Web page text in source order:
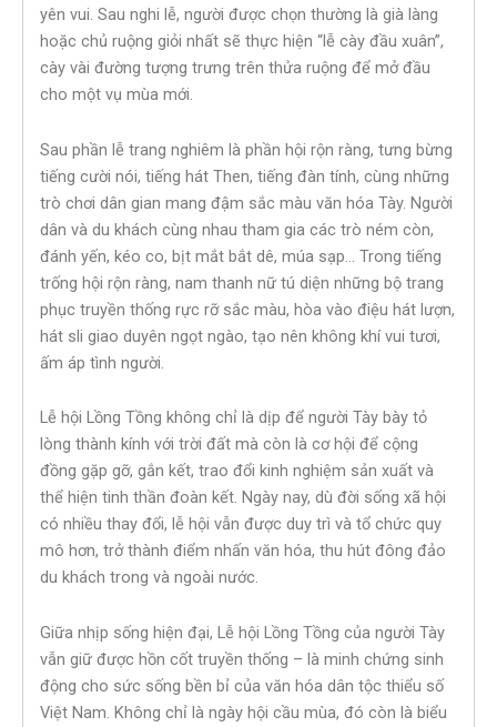
yên vui. Sau nghi lễ, người được chọn thường là già làng
hoặc chủ ruộng giỏi nhất sẽ thực hiện “lễ cày đầu xuân”,
cày vài đường tượng trưng trên thửa ruộng để mở đầu
cho một vụ mùa mới.
Sau phần lễ trang nghiêm là phần hội rộn ràng, tưng bừng
tiếng cười nói, tiếng hát Then, tiếng đàn tính, cùng những
trò chơi dân gian mang đậm sắc màu văn hóa Tày. Người
dân và du khách cùng nhau tham gia các trò ném còn,
đánh yến, kéo co, bịt mắt bắt dê, múa sạp… Trong tiếng
trống hội rộn ràng, nam thanh nữ tú diện những bộ trang
phục truyền thống rực rỡ sắc màu, hòa vào điệu hát lượn,
hát sli giao duyên ngọt ngào, tạo nên không khí vui tươi,
ấm áp tình người.
Lễ hội Lồng Tồng không chỉ là dịp để người Tày bày tỏ
lòng thành kính với trời đất mà còn là cơ hội để cộng
đồng gặp gỡ, gắn kết, trao đổi kinh nghiệm sản xuất và
thể hiện tinh thần đoàn kết. Ngày nay, dù đời sống xã hội
có nhiều thay đổi, lễ hội vẫn được duy trì và tổ chức quy
mô hơn, trở thành điểm nhấn văn hóa, thu hút đông đảo
du khách trong và ngoài nước.
Giữa nhịp sống hiện đại, Lễ hội Lồng Tồng của người Tày
vẫn giữ được hồn cốt truyền thống – là minh chứng sinh
động cho sức sống bền bỉ của văn hóa dân tộc thiểu số
Việt Nam. Không chỉ là ngày hội cầu mùa, đó còn là biểu